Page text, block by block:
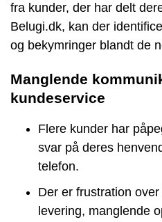
fra kunder, der har delt
Belugi.dk, kan der
og bekymringer blandt de
Manglende
kundeservice
Flere kunder har
svar på deres
telefon.
Der er frustration
levering, manglende